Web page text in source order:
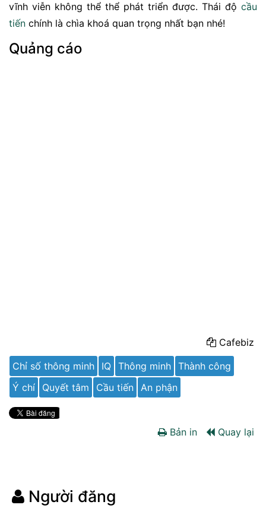
vĩnh viễn không thể thể phát triển được. Thái độ cầu
tiến chính là chìa khoá quan trọng nhất bạn nhé!
Quảng cáo
Cafebiz
Chỉ số thông minh
IQ Thông minh Thành công
Ý chí
Quyết tâm Cầu tiến An phận
Bản in Quay lại
Người đăng